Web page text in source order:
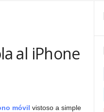
al iPhone
móvil vistoso a simple